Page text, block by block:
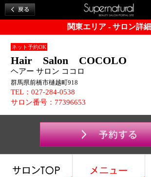
関東エリア - サロン詳細
ネット予約OK
Hair Salon COCOLO
ヘアー サロン ココロ
群馬県前橋市樋越町918
TEL：027-284-0538
サロン番号：77396653